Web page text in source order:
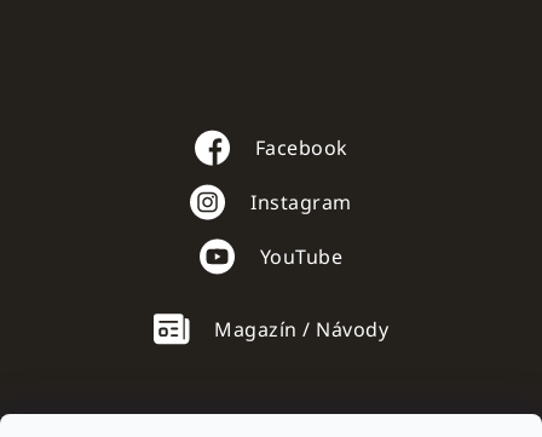
Facebook
Instagram
YouTube
Magazín / Návody